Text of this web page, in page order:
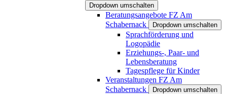
Dropdown umschalten
Beratungsangebote FZ Am
Schabernack
Dropdown umschalten
Sprachförderung und
Logopädie
Erziehungs-, Paar- und
Lebensberatung
Tagespflege für Kinder
Veranstaltungen FZ Am
Schabernack
Dropdown umschalten